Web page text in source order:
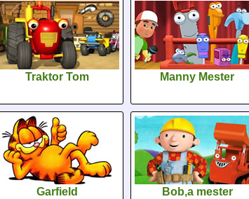
Traktor Tom Manny Mester
Garfield Bob,a mester